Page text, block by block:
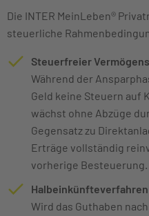
Die INTER MeinLeben®
steuerliche
Steuerfreier
Während der
Geld keine Steuern auf
wächst ohne Abzüge
Gegensatz zu
Erträge vollständig
vorherige Besteuerung.
Wird das Guthaben